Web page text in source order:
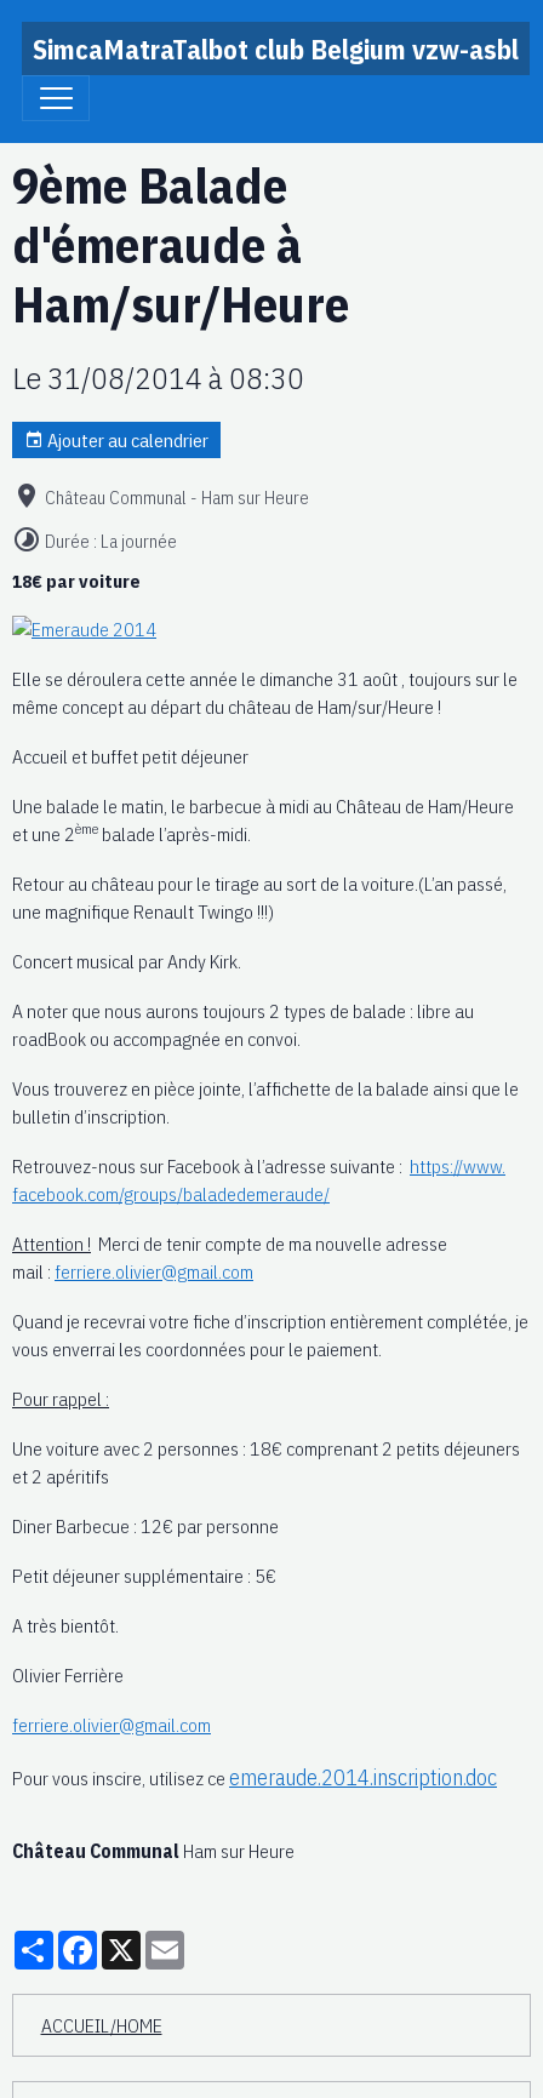
SimcaMatraTalbot club Belgium vzw-asbl
9ème Balade
d'émeraude à
Ham/sur/Heure
Le 31/08/2014à 08:30
Ajouter au calendrier
Château Communal - Ham sur Heure
Durée : La journée
18€ par voiture
Elle se déroulera cette année le dimanche 31 août , toujours sur le
même concept au départ du château de Ham/sur/Heure !
Accueil et buffet petit déjeuner
Une balade le matin, le barbecue à midi au Château de Ham/Heure
et une 2ème balade l’après-midi.
Retour au château pour le tirage au sort de la voiture.(L’an passé,
une magnifique Renault Twingo !!!)
Concert musical par Andy Kirk.
A noter que nous aurons toujours 2 types de balade : libre au
roadBook ou accompagnée en convoi.
Vous trouverez en pièce jointe, l’affichette de la balade ainsi que le
bulletin d’inscription.
Retrouvez-nous sur Facebook à l’adresse suivante : https://www.
facebook.com/groups/baladedemeraude/
Attention ! Merci de tenir compte de ma nouvelle adresse
mail : ferriere.olivier@gmail.com
Quand je recevrai votre fiche d’inscription entièrement complétée, je
vous enverrai les coordonnées pour le paiement.
Pour rappel :
Une voiture avec 2 personnes : 18€ comprenant 2 petits déjeuners
et 2 apéritifs
Diner Barbecue : 12€ par personne
Petit déjeuner supplémentaire : 5€
A très bientôt.
Olivier Ferrière
ferriere.olivier@gmail.com
Pour vous inscire, utilisez ce emeraude.2014.inscription.doc
Château Communal Ham sur Heure
PartagerFacebook
X
ACCUEIL/HOME